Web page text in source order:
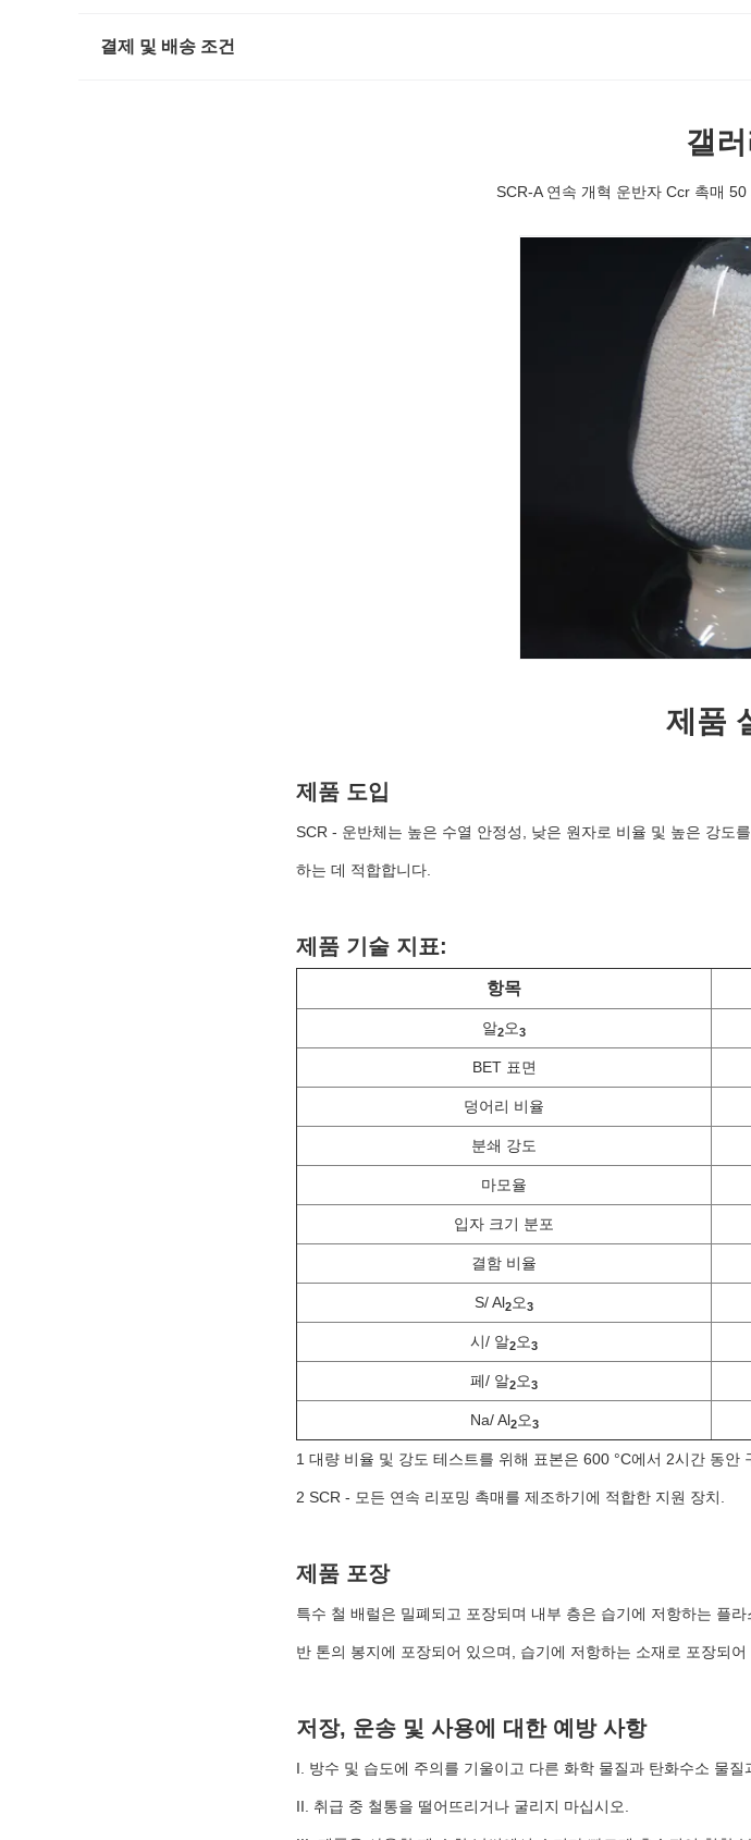
결제 및 배송 조건
갤러
SCR-A 연속 개혁 운반자 Ccr 촉매
제품
제품 도입
SCR - 운반체는 높은 수열 안정성, 낮은 원자로 비율 및 높은 강도
하는 데 적합합니다.
제품 기술 지표:
항목
알2오3
BET 표면
덩어리 비율
분쇄 강도
마모율
입자 크기 분포
결함 비율
S/ Al2오3
시/ 알2오3
페/ 알2오3
Na/ Al2오3
1 대량 비율 및 강도 테스트를 위해 표본은 600 °C에서 2시간 동안
2 SCR - 모든 연속 리포밍 촉매를 제조하기에 적합한 지원 장치.
제품 포장
특수 철 배럴은 밀폐되고 포장되며 내부 층은 습기에 저항하는 플
반 톤의 봉지에 포장되어 있으며, 습기에 저항하는 소재로 포장되
저장, 운송 및 사용에 대한 예방 사항
I. 방수 및 습도에 주의를 기울이고 다른 화학 물질과 탄화수소 물질
II. 취급 중 철통을 떨어뜨리거나 굴리지 마십시오.